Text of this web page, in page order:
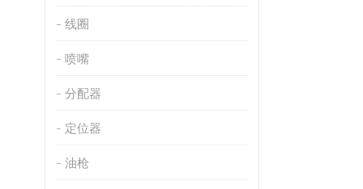
线圈
喷嘴
分配器
定位器
油枪